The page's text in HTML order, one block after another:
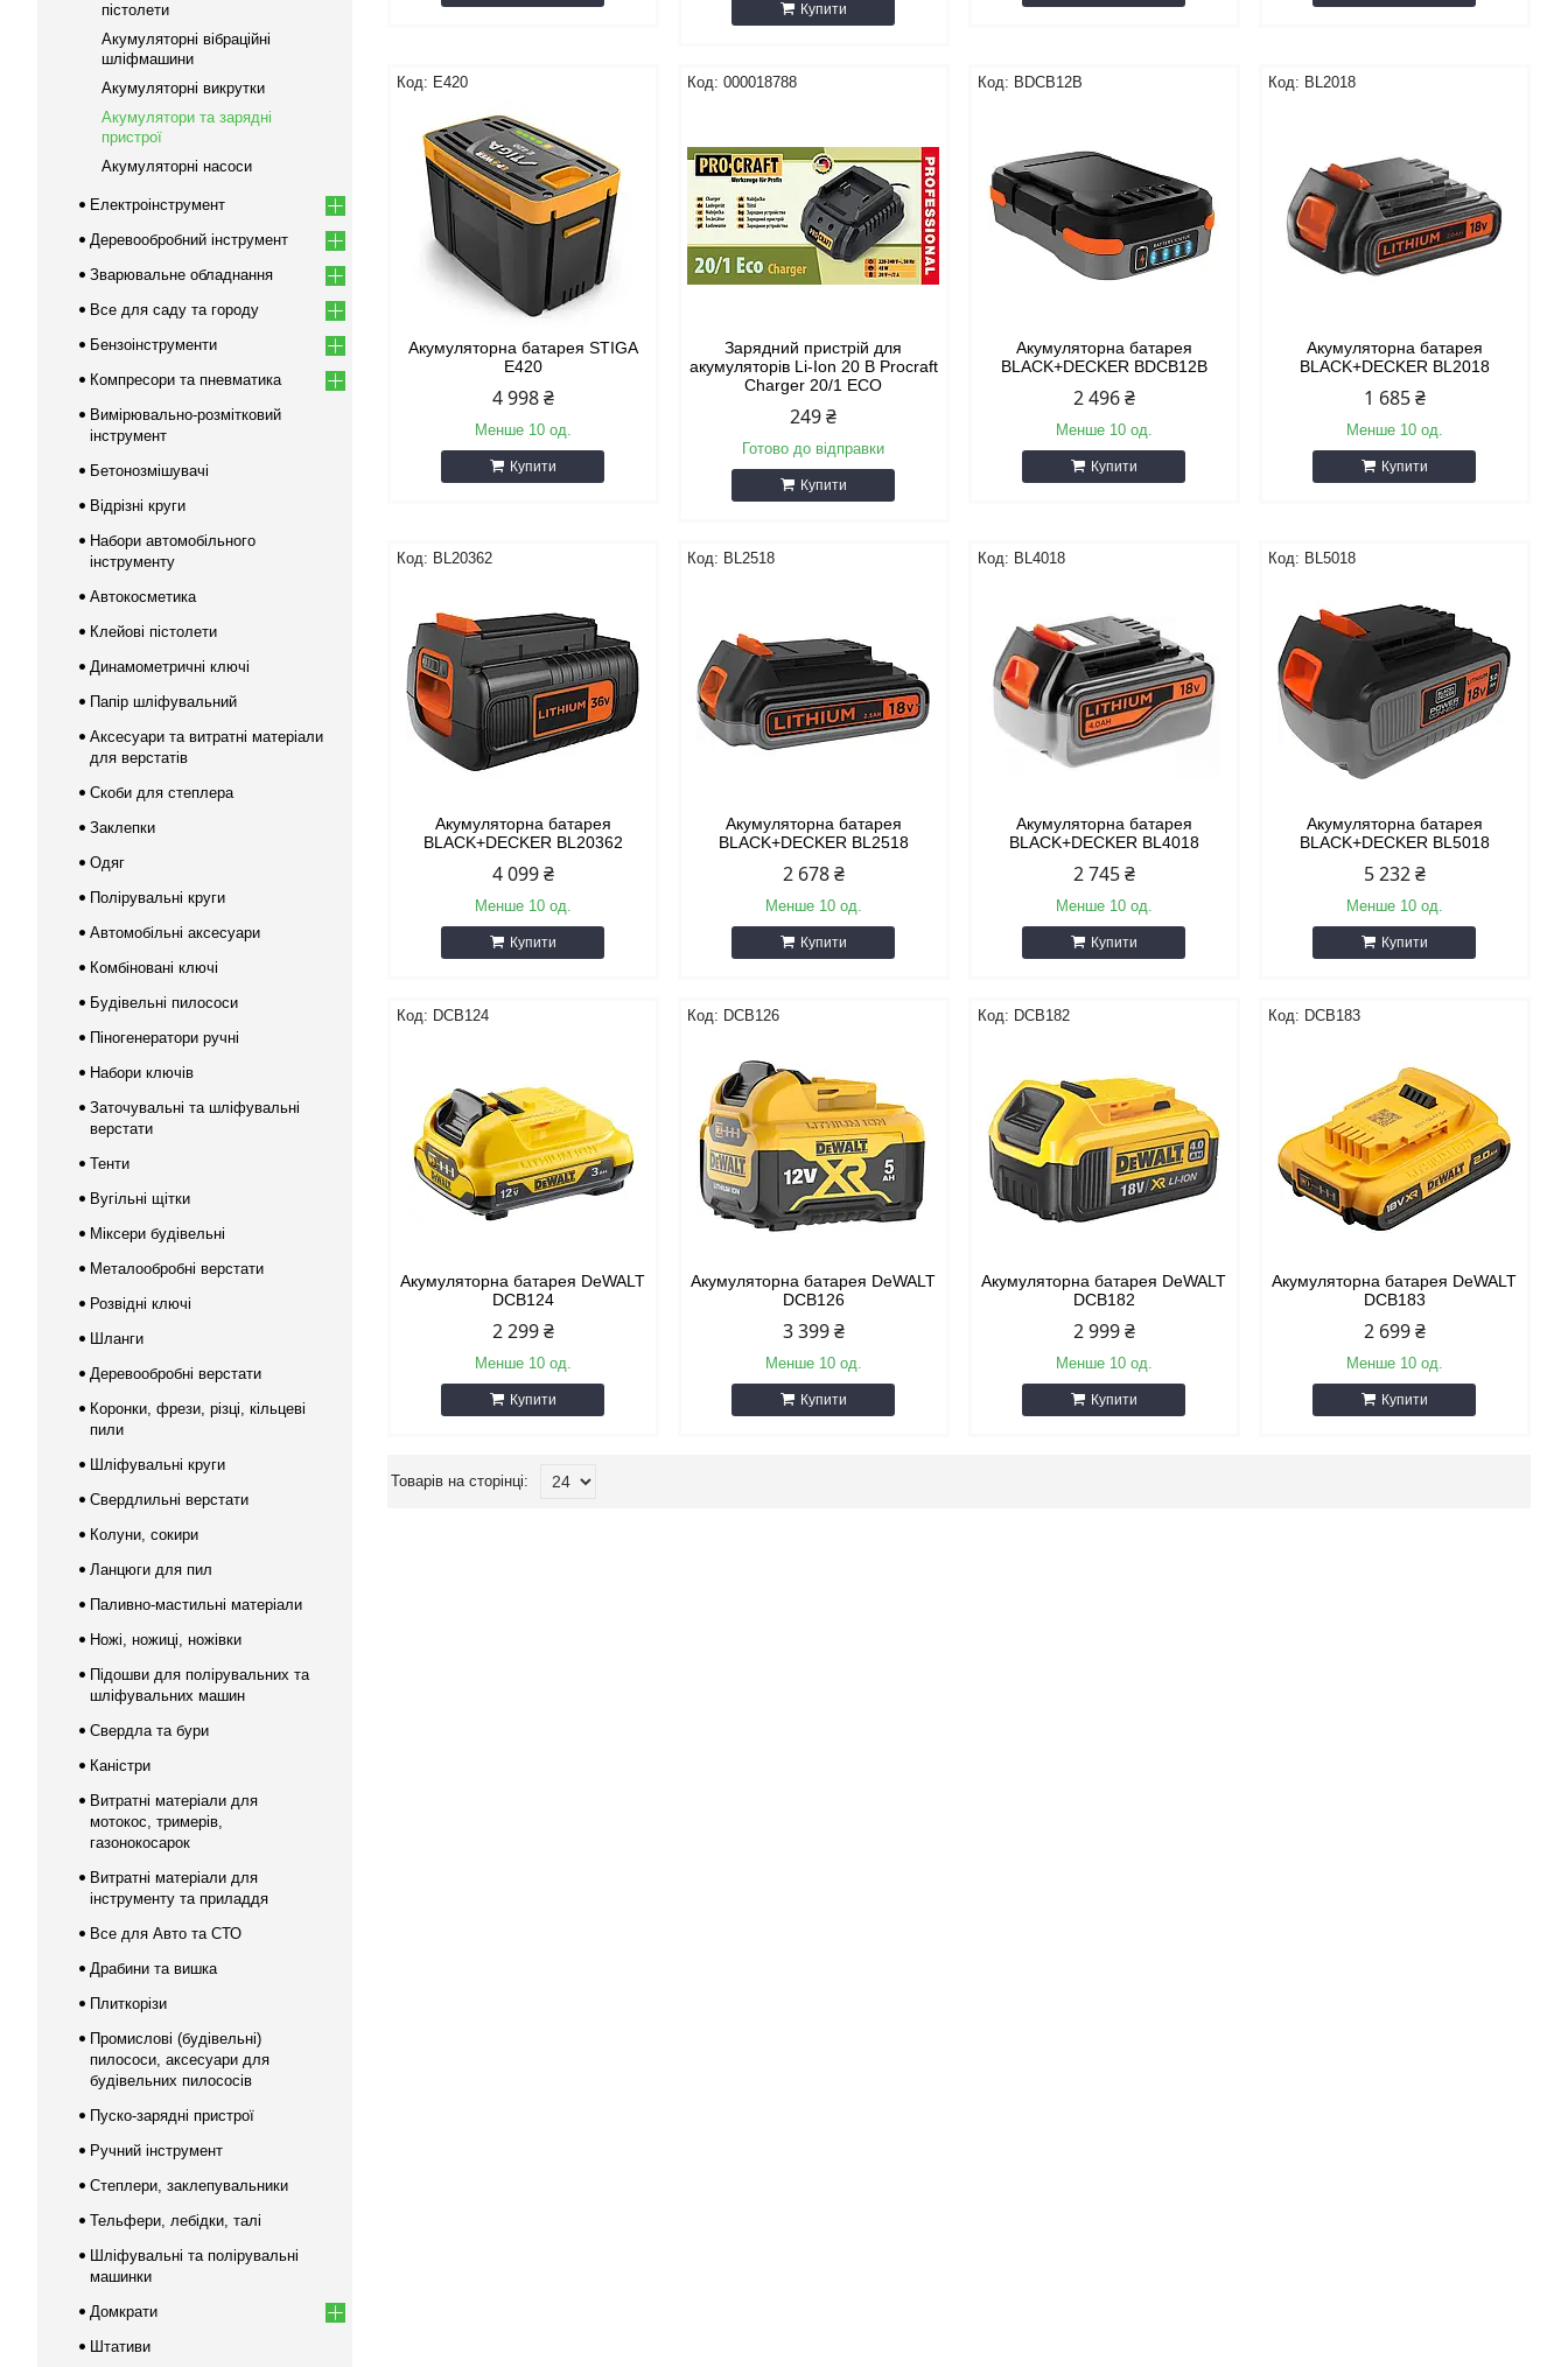
Купити
E420
Акумуляторна батарея STIGA
E420
4 998 ₴
Менше 10 од.
Купити
000018788
Зарядний пристрій для
акумуляторів Li-Ion 20 B Procraft
Charger 20/1 ECO
249 ₴
Готово до відправки
Купити
BDCB12B
Акумуляторна батарея
BLACK+DECKER BDCB12B
2 496 ₴
Менше 10 од.
Купити
BL2018
Акумуляторна батарея
BLACK+DECKER BL2018
1 685 ₴
Менше 10 од.
Купити
BL20362
Акумуляторна батарея
BLACK+DECKER BL20362
4 099 ₴
Менше 10 од.
Купити
BL2518
Акумуляторна батарея
BLACK+DECKER BL2518
2 678 ₴
Менше 10 од.
Купити
BL4018
Акумуляторна батарея
BLACK+DECKER BL4018
2 745 ₴
Менше 10 од.
Купити
BL5018
Акумуляторна батарея
BLACK+DECKER BL5018
5 232 ₴
Менше 10 од.
Купити
DCB124
Акумуляторна батарея DeWALT
DCB124
2 299 ₴
Менше 10 од.
Купити
DCB126
Акумуляторна батарея DeWALT
DCB126
3 399 ₴
Менше 10 од.
Купити
DCB182
Акумуляторна батарея DeWALT
DCB182
2 999 ₴
Менше 10 од.
Купити
DCB183
Акумуляторна батарея DeWALT
DCB183
2 699 ₴
Менше 10 од.
Купити
пістолети
Акумуляторні вібраційні
шліфмашини
Акумуляторні викрутки
Акумулятори та зарядні
пристрої
Акумуляторні насоси
Електроінструмент
Деревообробний інструмент
Зварювальне обладнання
Все для саду та городу
Бензоінструменти
Компресори та пневматика
Вимірювально-розмітковий
інструмент
Бетонозмішувачі
Відрізні круги
Набори автомобільного
інструменту
Автокосметика
Клейові пістолети
Динамометричні ключі
Папір шліфувальний
Аксесуари та витратні матеріали
для верстатів
Скоби для степлера
Заклепки
Одяг
Полірувальні круги
Автомобільні аксесуари
Комбіновані ключі
Будівельні пилососи
Піногенератори ручні
Набори ключів
Заточувальні та шліфувальні
верстати
Тенти
Вугільні щітки
Міксери будівельні
Металообробні верстати
Розвідні ключі
Шланги
Деревообробні верстати
Коронки, фрези, різці, кільцеві
пили
Шліфувальні круги
Свердлильні верстати
Колуни, сокири
Ланцюги для пил
Паливно-мастильні матеріали
Ножі, ножиці, ножівки
Підошви для полірувальних та
шліфувальних машин
Свердла та бури
Каністри
Витратні матеріали для
мотокос, тримерів,
газонокосарок
Витратні матеріали для
інструменту та приладдя
Все для Авто та СТО
Драбини та вишка
Плиткорізи
Промислові (будівельні)
пилососи, аксесуари для
будівельних пилососів
Пуско-зарядні пристрої
Ручний інструмент
Степлери, заклепувальники
Тельфери, лебідки, талі
Шліфувальні та полірувальні
машинки
Домкрати
Штативи